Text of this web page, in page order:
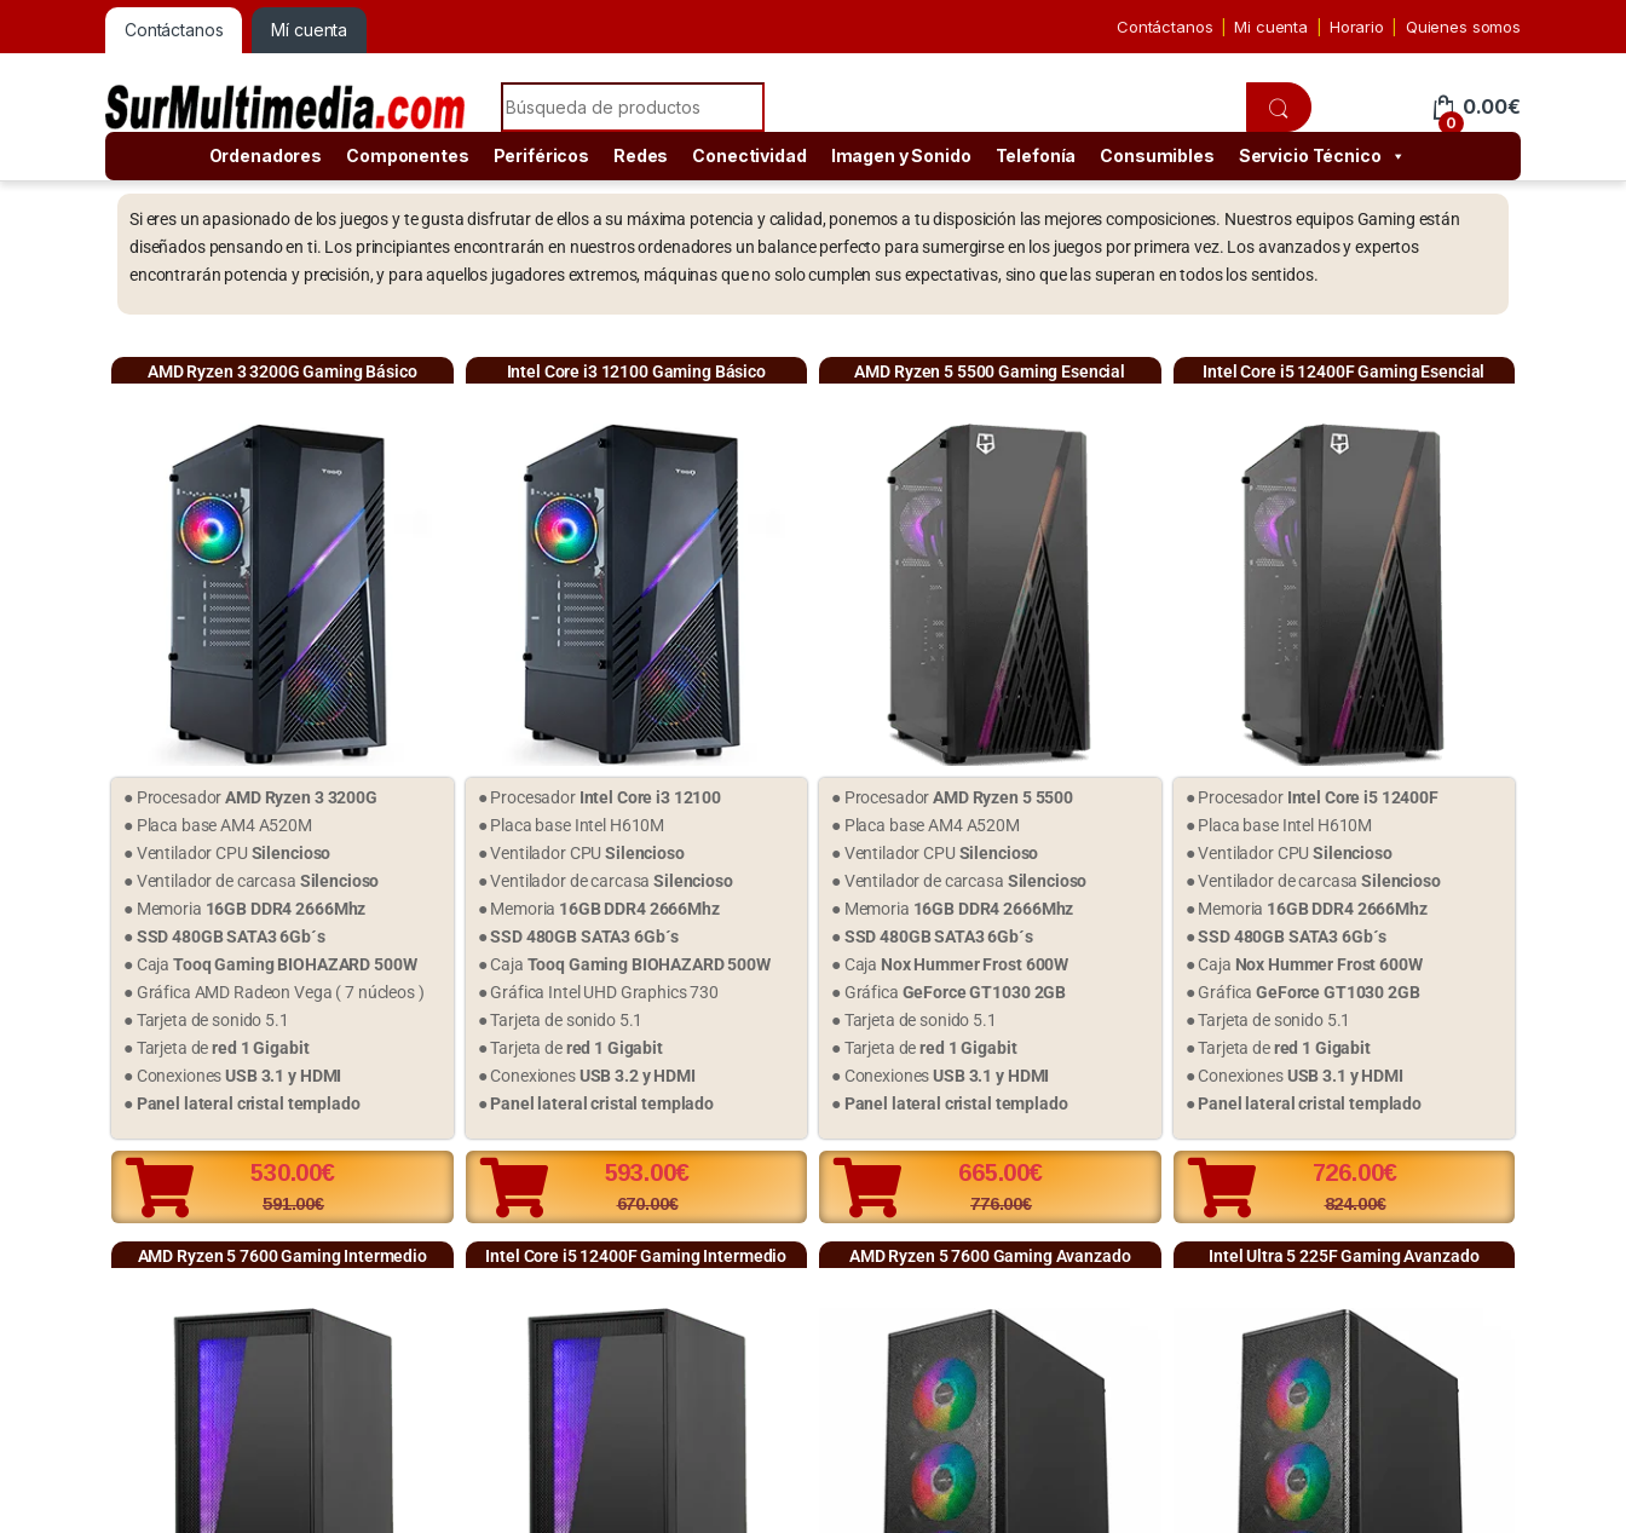
Contáctanos Mí cuenta Contáctanos Mi cuenta Horario Quienes somos
0
0.00€
Ordenadores Componentes Periféricos Redes Conectividad Imagen y Sonido Telefonía Consumibles Servicio Técnico
Si eres un apasionado de los juegos y te gusta disfrutar de ellos a su máxima potencia y calidad, ponemos a tu disposición las mejores composiciones. Nuestros equipos Gaming están
diseñados pensando en ti. Los principiantes encontrarán en nuestros ordenadores un balance perfecto para sumergirse en los juegos por primera vez. Los avanzados y expertos
encontrarán potencia y precisión, y para aquellos jugadores extremos, máquinas que no solo cumplen sus expectativas, sino que las superan en todos los sentidos.
AMD Ryzen 3 3200G Gaming Básico
● ProcesadorAMD Ryzen 3 3200G
● Placa base AM4 A520M
● Ventilador CPU Silencioso
● Ventilador de carcasa Silencioso
● Memoria 16GB DDR4 2666Mhz
● SSD 480GB SATA3 6Gb´s
● CajaTooq Gaming BIOHAZARD 500W
● Gráfica AMD Radeon Vega ( 7 núcleos )
● Tarjeta de sonido 5.1
● Tarjeta dered 1 Gigabit
● ConexionesUSB 3.1 y HDMI
● Panel lateral cristal templado
530.00€
591.00€
Intel Core i3 12100 Gaming Básico
● Procesador Intel Core i3 12100
● Placa base Intel H610M
● Ventilador CPUSilencioso
● Ventilador de carcasaSilencioso
● Memoria 16GB DDR4 2666Mhz
●SSD 480GB SATA3 6Gb´s
● Caja Tooq Gaming BIOHAZARD 500W
● Gráfica Intel UHD Graphics 730
● Tarjeta de sonido 5.1
● Tarjeta dered 1 Gigabit
● ConexionesUSB 3.2 y HDMI
● Panel lateral cristal templado
593.00€
670.00€
AMD Ryzen 5 5500 Gaming Esencial
● ProcesadorAMD Ryzen 5 5500
● Placa base AM4 A520M
● Ventilador CPU Silencioso
● Ventilador de carcasa Silencioso
● Memoria 16GB DDR4 2666Mhz
● SSD 480GB SATA3 6Gb´s
● Caja Nox Hummer Frost 600W
● Gráfica GeForce GT1030 2GB
● Tarjeta de sonido 5.1
● Tarjeta dered 1 Gigabit
● ConexionesUSB 3.1 y HDMI
● Panel lateral cristal templado
665.00€
776.00€
Intel Core i5 12400F Gaming Esencial
● Procesador Intel Core i5 12400F
● Placa base Intel H610M
● Ventilador CPUSilencioso
● Ventilador de carcasaSilencioso
● Memoria 16GB DDR4 2666Mhz
●SSD 480GB SATA3 6Gb´s
● Caja Nox Hummer Frost 600W
● GráficaGeForce GT1030 2GB
● Tarjeta de sonido 5.1
● Tarjeta dered 1 Gigabit
● ConexionesUSB 3.1 y HDMI
● Panel lateral cristal templado
726.00€
824.00€
AMD Ryzen 5 7600 Gaming Intermedio Intel Core i5 12400F Gaming Intermedio AMD Ryzen 5 7600 Gaming Avanzado Intel Ultra 5 225F Gaming Avanzado